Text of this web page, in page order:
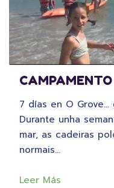
7 días en O
Durante unha
mar, as cadeiras
normais…
Leer Más